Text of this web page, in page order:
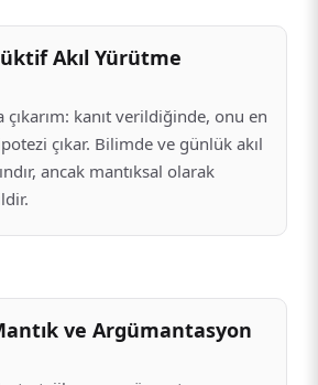
Akıl Yürütme
çıkarım: kanıt verildiğinde, onu en
çıkar. Bilimde ve günlük akıl
ancak mantıksal olarak
ve Argümantasyon